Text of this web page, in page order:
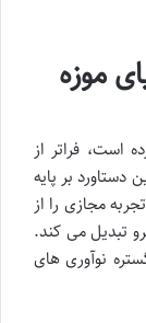
موزه
است، فراتر از
بر پایه
مجازی را از
تبدیل می کند.
نوآوری های